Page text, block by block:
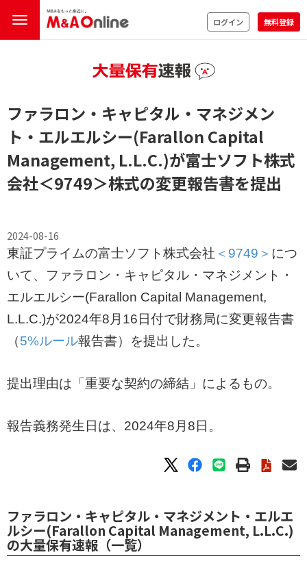
ログイン 無料登録
ファラロン・キャピタル・マネジメン
ト・エルエルシー(Farallon Capital
Management, L.L.C.)が富士ソフト株式
会社＜9749＞株式の変更報告書を提出
2024-08-16
東証プライムの富士ソフト株式会社 ＜9749＞ につ
いて、ファラロン・キャピタル・マネジメント・
エルエルシー(Farallon Capital Management,
L.L.C.)が2024年8月16日付で財務局に変更報告書
（5%ルール報告書）を提出した。
提出理由は「重要な契約の締結」によるもの。
報告義務発生日は、2024年8月8日。
ファラロン・キャピタル・マネジメント・エルエ
ルシー(Farallon Capital Management, L.L.C.)
の大量保有速報（一覧）